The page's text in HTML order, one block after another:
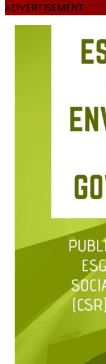
ADVERTISEMENT